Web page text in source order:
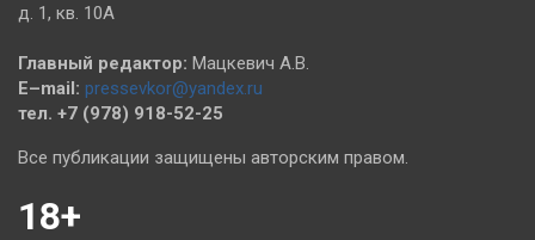
д. 1, кв. 10А
Главный редактор: Мацкевич А.В.
E–mail: pressevkor@yandex.ru
тел. +7 (978) 918-52-25
Все публикации защищены авторским правом.
18+